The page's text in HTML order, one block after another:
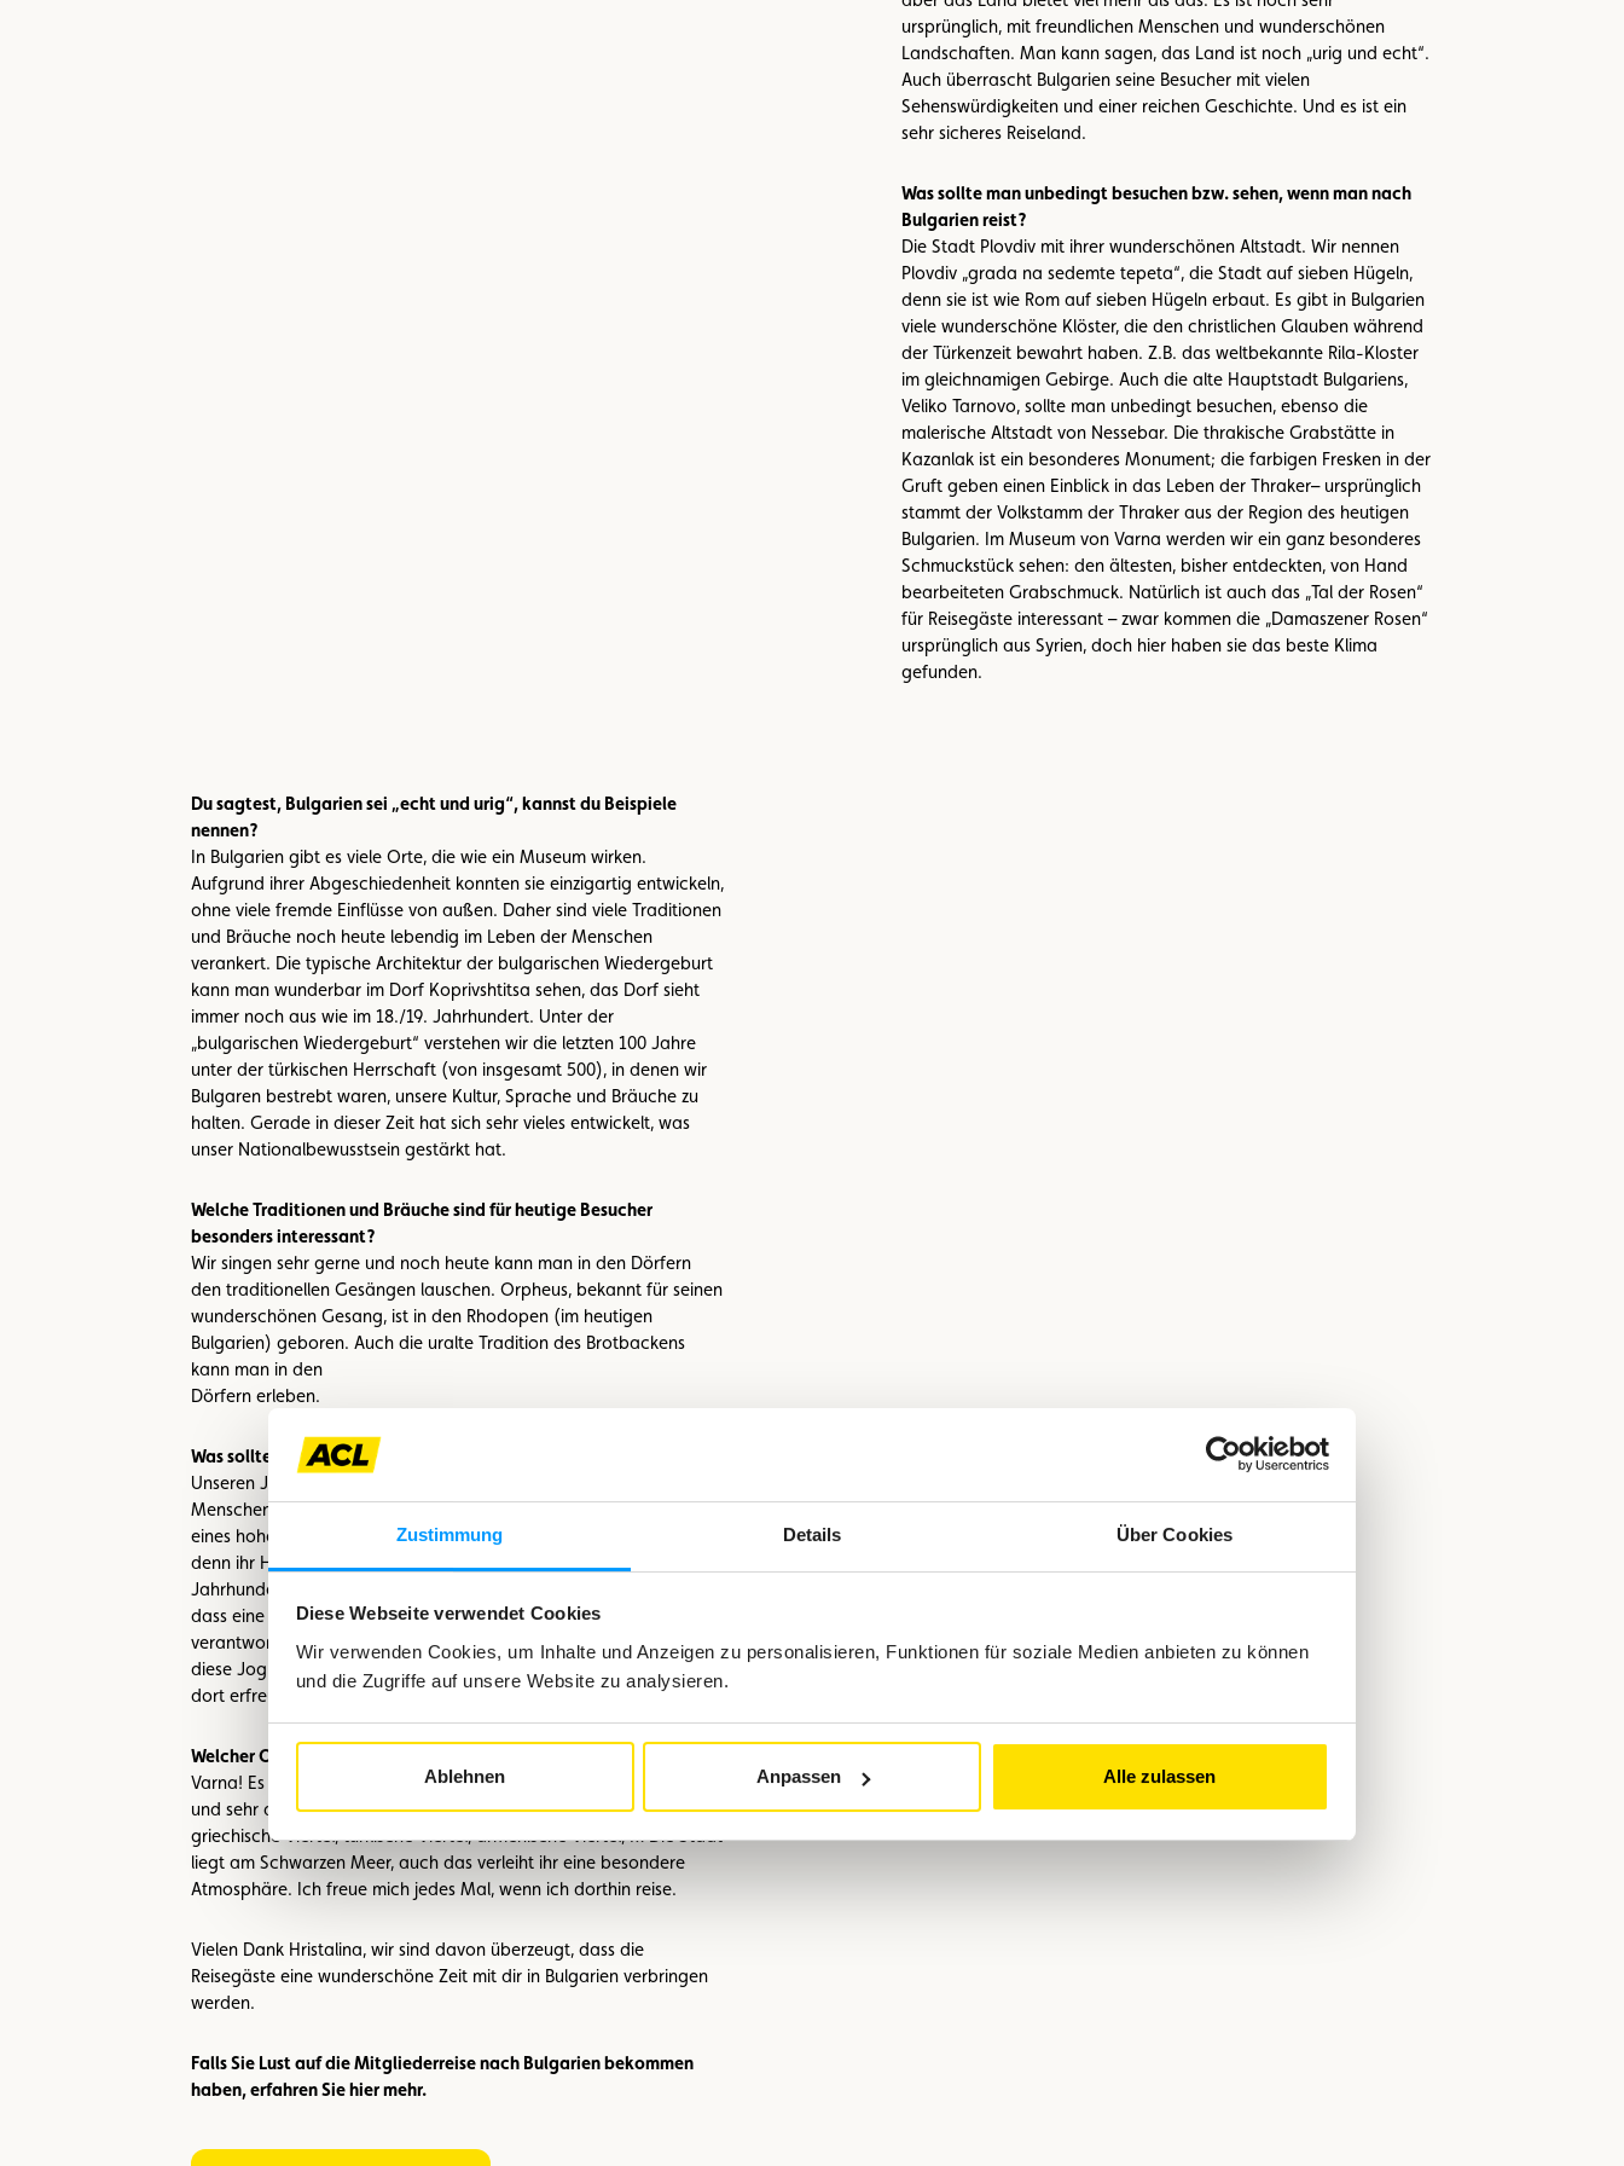
Zustimmung Details Über Cookies
Diese Webseite verwendet Cookies
Wir verwenden Cookies, um Inhalte und Anzeigen zu personalisieren, Funktionen für soziale Medien anbieten zu können
und die Zugriffe auf unsere Website zu analysieren.
Ablehnen Anpassen Alle zulassen
ursprünglich, mit freundlichen Menschen und wunderschönen
Landschaften. Man kann sagen, das Land ist noch „urig und echt“.
Auch überrascht Bulgarien seine Besucher mit vielen
Sehenswürdigkeiten und einer reichen Geschichte. Und es ist ein
sehr sicheres Reiseland.
Was sollte man unbedingt besuchen bzw. sehen, wenn man nach
Bulgarien reist?
Die Stadt Plovdiv mit ihrer wunderschönen Altstadt. Wir nennen
Plovdiv „grada na sedemte tepeta“, die Stadt auf sieben Hügeln,
denn sie ist wie Rom auf sieben Hügeln erbaut. Es gibt in Bulgarien
viele wunderschöne Klöster, die den christlichen Glauben während
der Türkenzeit bewahrt haben. Z.B. das weltbekannte Rila-Kloster
im gleichnamigen Gebirge. Auch die alte Hauptstadt Bulgariens,
Veliko Tarnovo, sollte man unbedingt besuchen, ebenso die
malerische Altstadt von Nessebar. Die thrakische Grabstätte in
Kazanlak ist ein besonderes Monument; die farbigen Fresken in der
Gruft geben einen Einblick in das Leben der Thraker– ursprünglich
stammt der Volkstamm der Thraker aus der Region des heutigen
Bulgarien. Im Museum von Varna werden wir ein ganz besonderes
Schmuckstück sehen: den ältesten, bisher entdeckten, von Hand
bearbeiteten Grabschmuck. Natürlich ist auch das „Tal der Rosen“
für Reisegäste interessant – zwar kommen die „Damaszener Rosen“
ursprünglich aus Syrien, doch hier haben sie das beste Klima
gefunden.
Du sagtest, Bulgarien sei „echt und urig“, kannst du Beispiele
nennen?
In Bulgarien gibt es viele Orte, die wie ein Museum wirken.
Aufgrund ihrer Abgeschiedenheit konnten sie einzigartig entwickeln,
ohne viele fremde Einflüsse von außen. Daher sind viele Traditionen
und Bräuche noch heute lebendig im Leben der Menschen
verankert. Die typische Architektur der bulgarischen Wiedergeburt
kann man wunderbar im Dorf Koprivshtitsa sehen, das Dorf sieht
immer noch aus wie im 18./19. Jahrhundert. Unter der
„bulgarischen Wiedergeburt“ verstehen wir die letzten 100 Jahre
unter der türkischen Herrschaft (von insgesamt 500), in denen wir
Bulgaren bestrebt waren, unsere Kultur, Sprache und Bräuche zu
halten. Gerade in dieser Zeit hat sich sehr vieles entwickelt, was
unser Nationalbewusstsein gestärkt hat.
Welche Traditionen und Bräuche sind für heutige Besucher
besonders interessant?
Wir singen sehr gerne und noch heute kann man in den Dörfern
den traditionellen Gesängen lauschen. Orpheus, bekannt für seinen
wunderschönen Gesang, ist in den Rhodopen (im heutigen
Bulgarien) geboren. Auch die uralte Tradition des Brotbackens
kann man in den
Dörfern erleben.
Was sollte man in Bulgarien unbedingt essen?
Unseren Joghurt! Unser Joghurt schmeckt fantastisch! Die
Menschen in den bulgarischen Bergen erfreuen sich in der Regel
eines hohen Alters und man wunderte sich, wie das sein kann –
denn ihr Hauptnahrungsmittel war die Milch. Anfang des 19.
Jahrhunderts konnte ein bulgarischer Student in Paris nachweisen,
dass eine bestimmte Joghurtkultur, das „Bacterius Bulgaricus“ dafür
verantwortlich ist. Heute gibt es sogar ein Institut in Bulgarien, das
diese Joghurtbakterien züchtet und nach Japan verkauft. Denn
dort erfreut sich der bulgarische Joghurt einer großen Beliebtheit.
Welcher Ort ist dein persönlicher Lieblingsort in Bulgarien?
Varna! Es ist meine Geburtsstadt, sie ist sehr international geprägt
und sehr alt. Die Geschichte lebt dort noch heute. Es gibt
griechische Viertel, türkische Viertel, armenische Viertel, … Die Stadt
liegt am Schwarzen Meer, auch das verleiht ihr eine besondere
Atmosphäre. Ich freue mich jedes Mal, wenn ich dorthin reise.
Vielen Dank Hristalina, wir sind davon überzeugt, dass die
Reisegäste eine wunderschöne Zeit mit dir in Bulgarien verbringen
werden.
Falls Sie Lust auf die Mitgliederreise nach Bulgarien bekommen
haben, erfahren Sie hier mehr.